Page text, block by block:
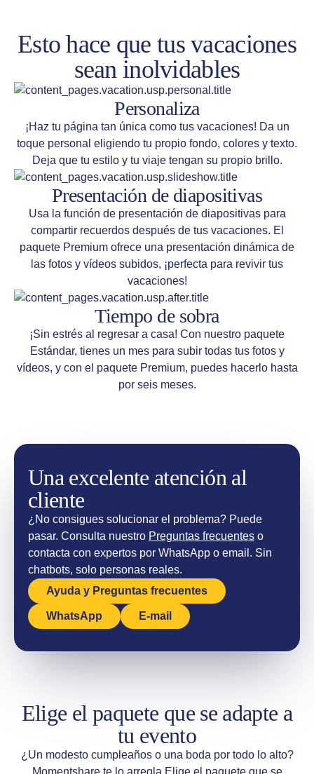
Esto hace que tus vacaciones
sean inolvidables
Personaliza
¡Haz tu página tan única como tus vacaciones! Da un
toque personal eligiendo tu propio fondo, colores y texto.
Deja que tu estilo y tu viaje tengan su propio brillo.
Presentación de diapositivas
Usa la función de presentación de diapositivas para
compartir recuerdos después de tus vacaciones. El
paquete Premium ofrece una presentación dinámica de
las fotos y vídeos subidos, ¡perfecta para revivir tus
vacaciones!
Tiempo de sobra
¡Sin estrés al regresar a casa! Con nuestro paquete
Estándar, tienes un mes para subir todas tus fotos y
vídeos, y con el paquete Premium, puedes hacerlo hasta
por seis meses.
Una excelente atención al
cliente
¿No consigues solucionar el problema? Puede
pasar. Consulta nuestro Preguntas frecuentes o
contacta con expertos por WhatsApp o email. Sin
chatbots, solo personas reales.
Ayuda y Preguntas frecuentes
WhatsApp E-mail
Elige el paquete que se adapte a
tu evento
¿Un modesto cumpleaños o una boda por todo lo alto?
Momentshare te lo arregla. Elige el paquete que se